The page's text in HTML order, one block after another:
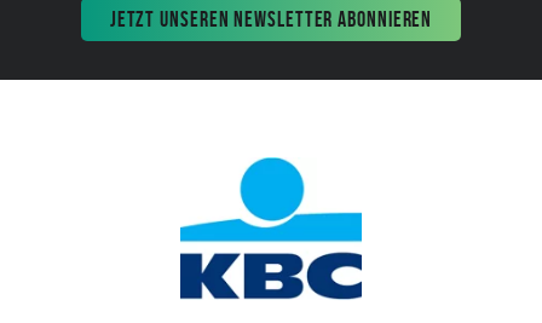
JETZT UNSEREN NEWSLETTER ABONNIEREN